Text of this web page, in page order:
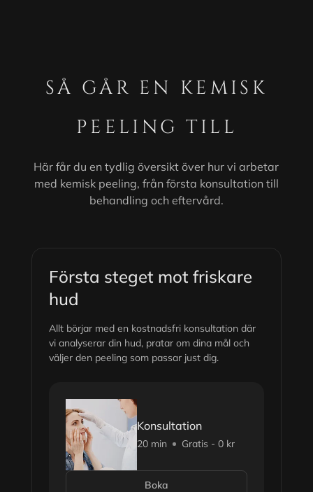
SÅ GÅR EN KEMISK
PEELING TILL
Här får du en tydlig översikt över hur vi arbetar
med kemisk peeling, från första konsultation till
behandling och eftervård.
Första steget mot friskare
hud
Allt börjar med en kostnadsfri konsultation där
vi analyserar din hud, pratar om dina mål och
väljer den peeling som passar just dig.
Konsultation
20 min Gratis - 0 kr
Boka